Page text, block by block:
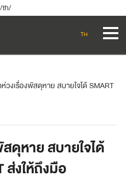
th/
TH
วงเรื่องพัสดุหาย สบายใจได้ SMART
ดุหาย สบายใจได้
ส่งให้ถึงมือ